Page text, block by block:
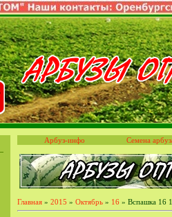
Арбуз-инфо Семена
Главная » 2015 » Октябрь » 16 » Вспашка 16